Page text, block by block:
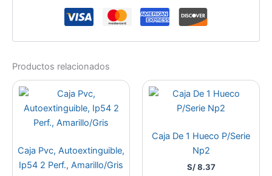
Productos relacionados
Caja Pvc, Autoextinguible,
Ip54 2 Perf., Amarillo/Gris
Caja De 1 Hueco P/Serie
Np2
S/8.37